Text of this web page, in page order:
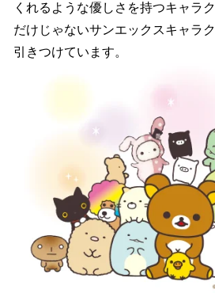
くれるような優しさを持つキャラ
だけじゃないサンエックスキャラ
引きつけています。